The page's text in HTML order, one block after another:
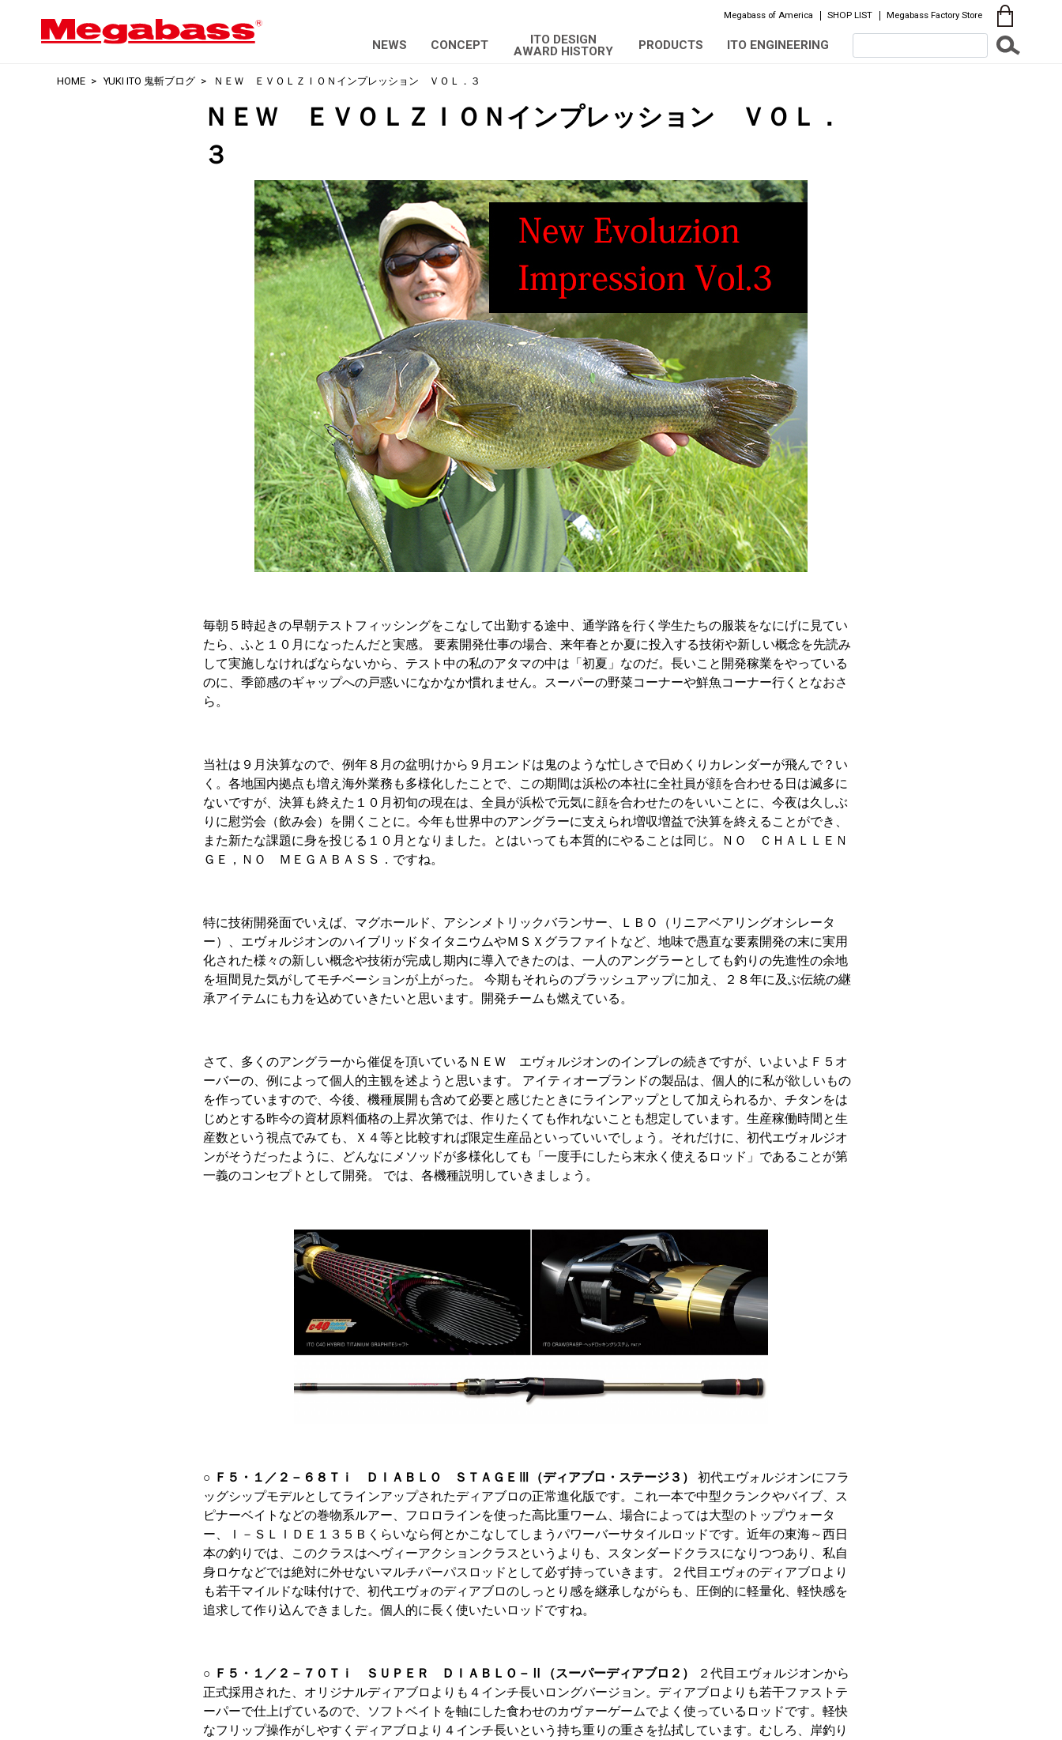
Megabass of America SHOP LIST Megabass Factory Store
NEWS CONCEPT
ITO DESIGN
AWARD HISTORY
PRODUCTS ITO ENGINEERING
HOME YUKI ITO 鬼斬ブログ ＮＥＷ ＥＶＯＬＺＩＯＮインプレッション ＶＯＬ．３
ＮＥＷ ＥＶＯＬＺＩＯＮインプレッション ＶＯＬ．
３
毎朝５時起きの早朝テストフィッシングをこなして出勤する途中、通学路を行く学生たちの服装をなにげに見てい
たら、ふと１０月になったんだと実感。 要素開発仕事の場合、来年春とか夏に投入する技術や新しい概念を先読み
して実施しなければならないから、テスト中の私のアタマの中は「初夏」なのだ。長いこと開発稼業をやっている
のに、季節感のギャップへの戸惑いになかなか慣れません。スーパーの野菜コーナーや鮮魚コーナー行くとなおさ
ら。
当社は９月決算なので、例年８月の盆明けから９月エンドは鬼のような忙しさで日めくりカレンダーが飛んで？い
く。各地国内拠点も増え海外業務も多様化したことで、この期間は浜松の本社に全社員が顔を合わせる日は滅多に
ないですが、決算も終えた１０月初旬の現在は、全員が浜松で元気に顔を合わせたのをいいことに、今夜は久しぶ
りに慰労会（飲み会）を開くことに。今年も世界中のアングラーに支えられ増収増益で決算を終えることができ、
また新たな課題に身を投じる１０月となりました。とはいっても本質的にやることは同じ。ＮＯ ＣＨＡＬＬＥＮ
ＧＥ，ＮＯ ＭＥＧＡＢＡＳＳ．ですね。
特に技術開発面でいえば、マグホールド、アシンメトリックバランサー、ＬＢＯ（リニアベアリングオシレータ
ー）、エヴォルジオンのハイブリッドタイタニウムやＭＳＸグラファイトなど、地味で愚直な要素開発の末に実用
化された様々の新しい概念や技術が完成し期内に導入できたのは、一人のアングラーとしても釣りの先進性の余地
を垣間見た気がしてモチベーションが上がった。 今期もそれらのブラッシュアップに加え、２８年に及ぶ伝統の継
承アイテムにも力を込めていきたいと思います。開発チームも燃えている。
さて、多くのアングラーから催促を頂いているＮＥＷ エヴォルジオンのインプレの続きですが、いよいよＦ５オ
ーバーの、例によって個人的主観を述ようと思います。 アイティオーブランドの製品は、個人的に私が欲しいもの
を作っていますので、今後、機種展開も含めて必要と感じたときにラインアップとして加えられるか、チタンをは
じめとする昨今の資材原料価格の上昇次第では、作りたくても作れないことも想定しています。生産稼働時間と生
産数という視点でみても、Ｘ４等と比較すれば限定生産品といっていいでしょう。それだけに、初代エヴォルジオ
ンがそうだったように、どんなにメソッドが多様化しても「一度手にしたら末永く使えるロッド」であることが第
一義のコンセプトとして開発。 では、各機種説明していきましょう。
○ Ｆ５・１／２－６８Ｔｉ ＤＩＡＢＬＯ ＳＴＡＧＥⅢ（ディアブロ・ステージ３）
初代エヴォルジオンにフラ
ッグシップモデルとしてラインアップされたディアブロの正常進化版です。これ一本で中型クランクやバイブ、ス
ピナーベイトなどの巻物系ルアー、フロロラインを使った高比重ワーム、場合によっては大型のトップウォータ
ー、Ｉ－ＳＬＩＤＥ１３５Ｂくらいなら何とかこなしてしまうパワーバーサタイルロッドです。近年の東海～西日
本の釣りでは、このクラスはへヴィーアクションクラスというよりも、スタンダードクラスになりつつあり、私自
身ロケなどでは絶対に外せないマルチパーパスロッドとして必ず持っていきます。２代目エヴォのディアブロより
も若干マイルドな味付けで、初代エヴォのディアブロのしっとり感を継承しながらも、圧倒的に軽量化、軽快感を
追求して作り込んできました。個人的に長く使いたいロッドですね。
○ Ｆ５・１／２－７０Ｔｉ ＳＵＰＥＲ ＤＩＡＢＬＯ－Ⅱ（スーパーディアブロ２）
２代目エヴォルジオンから
正式採用された、オリジナルディアブロよりも４インチ長いロングバージョン。ディアブロよりも若干ファストテ
ーパーで仕上げているので、ソフトベイトを軸にした食わせのカヴァーゲームでよく使っているロッドです。軽快
なフリップ操作がしやすくディアブロより４インチ長いという持ち重りの重さを払拭しています。むしろ、岸釣り